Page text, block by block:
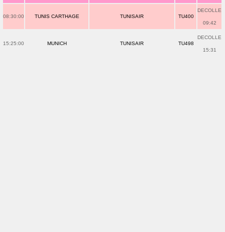
08:30:00 TUNIS CARTHAGE TUNISAIR TU400
DECOLLE
09:42
15:25:00 MUNICH TUNISAIR TU498
DECOLLE
15:31